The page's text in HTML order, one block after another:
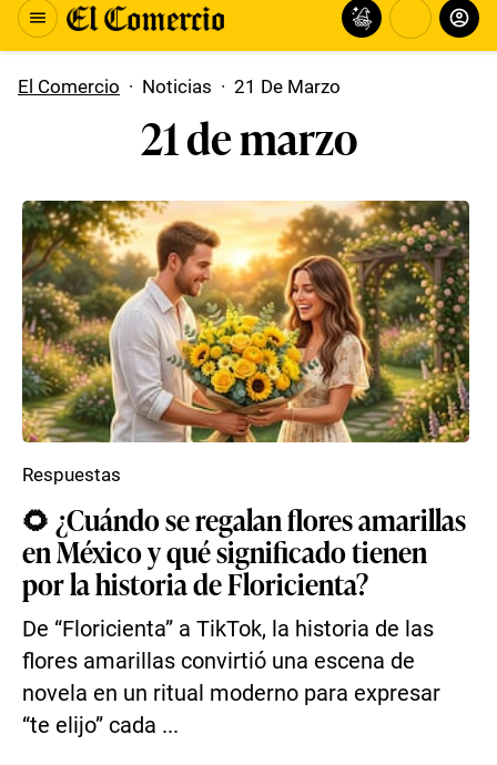
El Comercio · Noticias · 21 De Marzo
21 de marzo
🌻 ¿Cuándo se regalan flores amarillas
en México y qué significado tienen
por la historia de Floricienta?
De “Floricienta” a TikTok, la historia de las
flores amarillas convirtió una escena de
novela en un ritual moderno para expresar
“te elijo” cada ...
Respuestas